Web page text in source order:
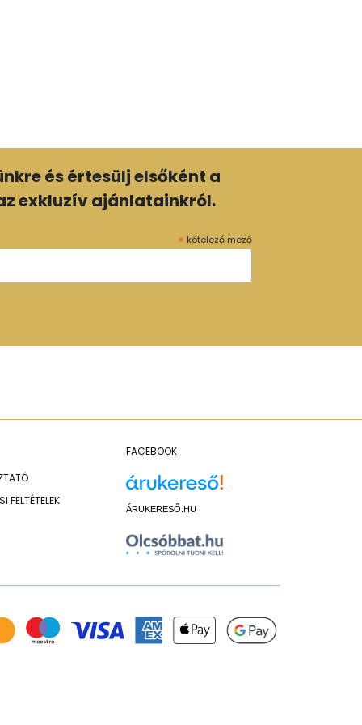
és értesülj elsőként a
exkluzív ajánlatainkról.
* kötelező mező
FELTÉTELEK
FACEBOOK
ÁRUKERESŐ.HU